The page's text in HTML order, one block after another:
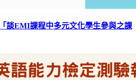
談EMI課程中多元文化學生參與之課